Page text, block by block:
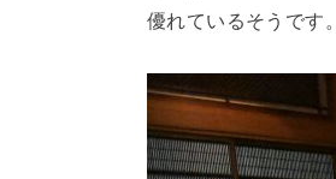
優れているそうです。